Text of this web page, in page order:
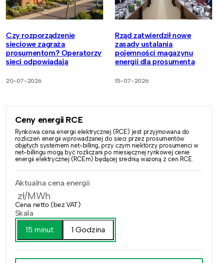
Czy rozporządzenie
sieciowe zagraża
prosumentom? Operatorzy
sieci odpowiadają
20-07-2026
Rząd zatwierdził nowe
zasady ustalania
pojemności magazynu
energii dla prosumenta
15-07-2026
Ceny energii RCE
Rynkowa cena energii elektrycznej (RCE) jest przyjmowana do
rozliczeń energii wprowadzanej do sieci przez prosumentów
objętych systemem net-billing, przy czym niektórzy prosumenci w
net-billingu mogą być rozliczani po miesięcznej rynkowej cenie
energii elektrycznej (RCEm) będącej średnią ważoną z cen RCE.
Aktualna cena energii
zł/MWh
Cena netto (bez VAT)
Skala
15 minut
1 Godzina